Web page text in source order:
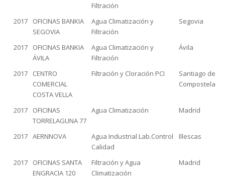
Filtración
2017
OFICINAS BANKIA
SEGOVIA
Agua Climatización y
Filtración
Segovia
2017
OFICINAS BANKIA
ÁVILA
Agua Climatización y
Filtración
Ávila
2017
CENTRO
COMERCIAL
COSTA VELLA
Filtración y Cloración PCI
Santiago de
Compostela
2017
OFICINAS
TORRELAGUNA 77
Agua Climatización Madrid
2017 AERNNOVA
Agua Industrial Lab.Control
Calidad
Illescas
2017
OFICINAS SANTA
ENGRACIA 120
Filtración y Agua
Climatización
Madrid